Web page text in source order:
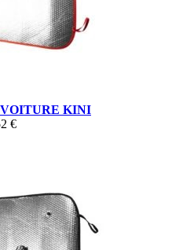
VOITURE KINI
€